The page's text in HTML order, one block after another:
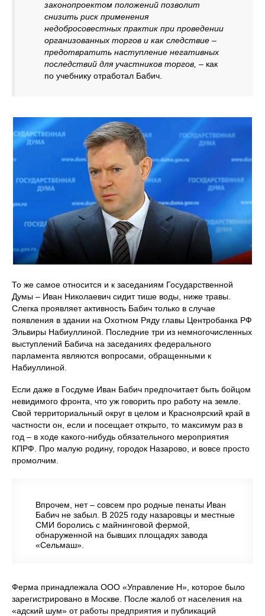
законопроектом положений позволит
снизить риск применения
недобросовестных практик при проведении
организованных торгов и как следствие –
предотвратить наступление негативных
последствий для участников торгов, – как
по учебнику отработал Бабич.
То же самое относится и к заседаниям Государственной
Думы – Иван Николаевич сидит тише воды, ниже травы.
Слегка проявляет активность Бабич только в случае
появления в здании на Охотном Ряду главы Центробанка РФ
Эльвиры Набиуллиной. Последние три из немногочисленных
выступлений Бабича на заседаниях федерального
парламента являются вопросами, обращенными к
Набиуллиной.
Если даже в Госдуме Иван Бабич предпочитает быть бойцом
невидимого фронта, что уж говорить про работу на земле.
Свой территориальный округ в целом и Красноярский край в
частности он, если и посещает открыто, то максимум раз в
год – в ходе какого-нибудь обязательного мероприятия
КПРФ. Про малую родину, городок Назарово, и вовсе просто
промолчим.
Впрочем, нет – совсем про родные пенаты Иван
Бабич не забыл. В 2025 году назаровцы и местные
СМИ боролись с майнинговой фермой,
обнаруженной на бывших площадях завода
«Сельмаш».
Ферма принадлежала ООО «Управление Н», которое было
зарегистрировано в Москве. После жалоб от населения на
«адский шум» от работы предприятия и публикаций